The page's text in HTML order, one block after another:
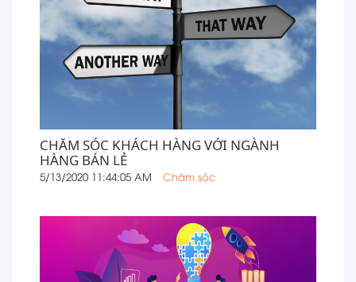
CHĂM SÓC KHÁCH HÀNG VỚI NGÀNH
HÀNG BÁN LẺ
5/13/2020 11:44:05 AM Chăm sóc